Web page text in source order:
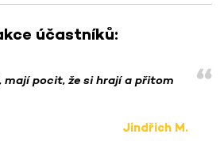
účastníků:
mají pocit, že si hrají a přitom
Jindřich M.